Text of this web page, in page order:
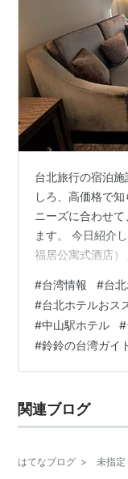
台北旅行の宿泊
しろ、高価格で
ニーズに合わせ
ます。 今日紹介
福居公寓式酒店
す。 レオフーレ
関して 「レオフ
店）」は六福観光
ドで、高級フラッ
テルサービスを
#台湾情報 #台
#台北ホテルおス
#中山駅ホテル #
#鈴鈴の台湾ガイ
関連ブログ
はてなブログ > 未指定